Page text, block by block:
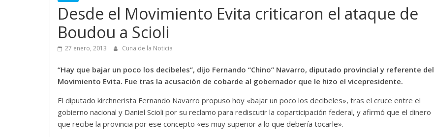
Desde el Movimiento Evita criticaron el ataque de
Boudou a Scioli
27 enero, 2013 Cuna de la Noticia
“Hay que bajar un poco los decibeles”, dijo Fernando “Chino” Navarro, diputado provincial y referente del
Movimiento Evita. Fue tras la acusación de cobarde al gobernador que le hizo el vicepresidente.
El diputado kirchnerista Fernando Navarro propuso hoy «bajar un poco los decibeles», tras el cruce entre el
gobierno nacional y Daniel Scioli por su reclamo para rediscutir la coparticipación federal, y afirmó que el dinero
que recibe la provincia por ese concepto «es muy superior a lo que debería tocarle».